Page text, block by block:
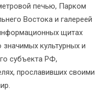
печью, Парком
Востока и галереей
щитах
культурных и
субъекта РФ,
прославивших своими